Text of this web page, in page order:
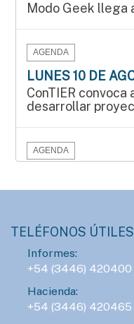
Modo Geek llega
AGENDA
LUNES 10 DE
ConTIER
desarrollar
AGENDA
Manos que crean
AGENDA
SÁBADO 15 DE
Gran Prix
TELÉFONOS ÚTILES
Informes:
+54 (3446) 420400
Hacienda:
+54 (3446) 420465